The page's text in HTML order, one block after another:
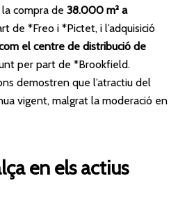
compra de 38.000 m² a
de *Freo i *Pictet, i l’adquisició
el centre de distribució de
per part de *Brookfield.
demostren que l’atractiu del
vigent, malgrat la moderació en
en els actius